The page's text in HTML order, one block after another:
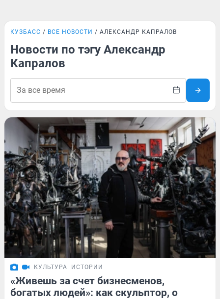
КУЗБАСС ВСЕ НОВОСТИ АЛЕКСАНДР КАПРАЛОВ
Новости по тэгу Александр
Капралов
КУЛЬТУРА ИСТОРИИ
«Живешь за счет бизнесменов,
богатых людей»: как скульптор, о